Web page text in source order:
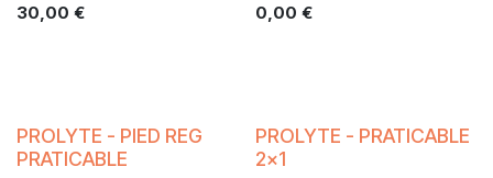
30,00 € 0,00 €
PROLYTE - PIED REG
PRATICABLE
PROLYTE - PRATICABLE
2x1